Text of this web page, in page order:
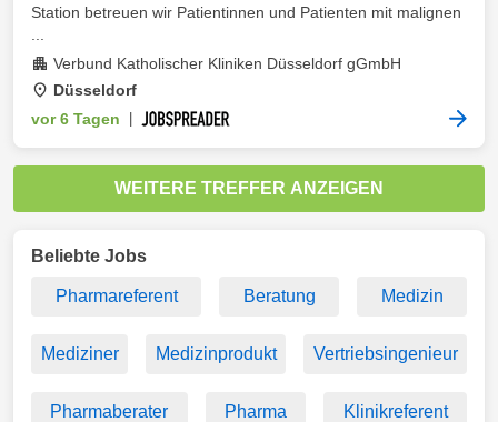
Station betreuen wir Patientinnen und Patienten mit malignen
Verbund Katholischer Kliniken Düsseldorf gGmbH
Düsseldorf
vor 6 Tagen
WEITERE TREFFER ANZEIGEN
Beliebte Jobs
Pharmareferent Beratung Medizin
Mediziner Medizinprodukt Vertriebsingenieur
Pharmaberater Pharma Klinikreferent